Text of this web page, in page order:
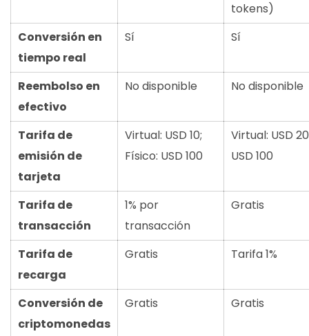
tokens)
Conversión en
tiempo real
Sí Sí
Reembolso en
efectivo
No disponible No disponible
Tarifa de
emisión de
tarjeta
Virtual: USD 10;
Físico: USD 100
Virtual: USD
USD 100
Tarifa de
transacción
1% por
transacción
Gratis
Tarifa de
recarga
Gratis Tarifa 1%
Conversión de
criptomonedas
Gratis Gratis